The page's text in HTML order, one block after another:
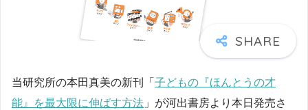
当研究所の本田真美の新刊「 子どもの『ほんとうの才
能』を最大限に伸ばす方法 」が河出書房より本日発売さ